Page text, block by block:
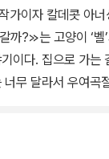
가이자 칼데콧 아
?≫는 고양이 ‘벨’
이다. 집으로 가는
무 달라서 우여곡
이≫가 있을 정도니